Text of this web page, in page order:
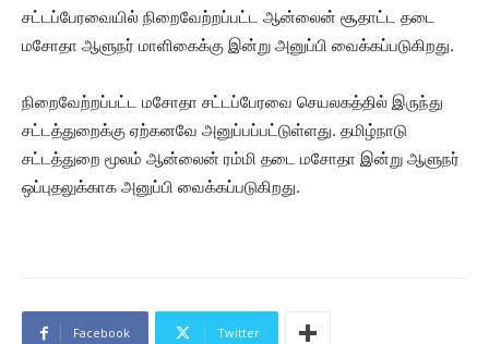
சட்டப்பேரவையில் நிறைவேற்றப்பட்ட ஆன்லைன் சூதாட்ட தடை
மசோதா ஆளுநர் மாளிகைக்கு இன்று அனுப்பி வைக்கப்படுகிறது.
நிறைவேற்றப்பட்ட மசோதா சட்டப்பேரவை செயலகத்தில் இருந்து
சட்டத்துறைக்கு ஏற்கனவே அனுப்பப்பட்டுள்ளது. தமிழ்நாடு
சட்டத்துறை மூலம் ஆன்லைன் ரம்மி தடை மசோதா இன்று ஆளுநர்
ஒப்புதலுக்காக அனுப்பி வைக்கப்படுகிறது.
Facebook Twitter